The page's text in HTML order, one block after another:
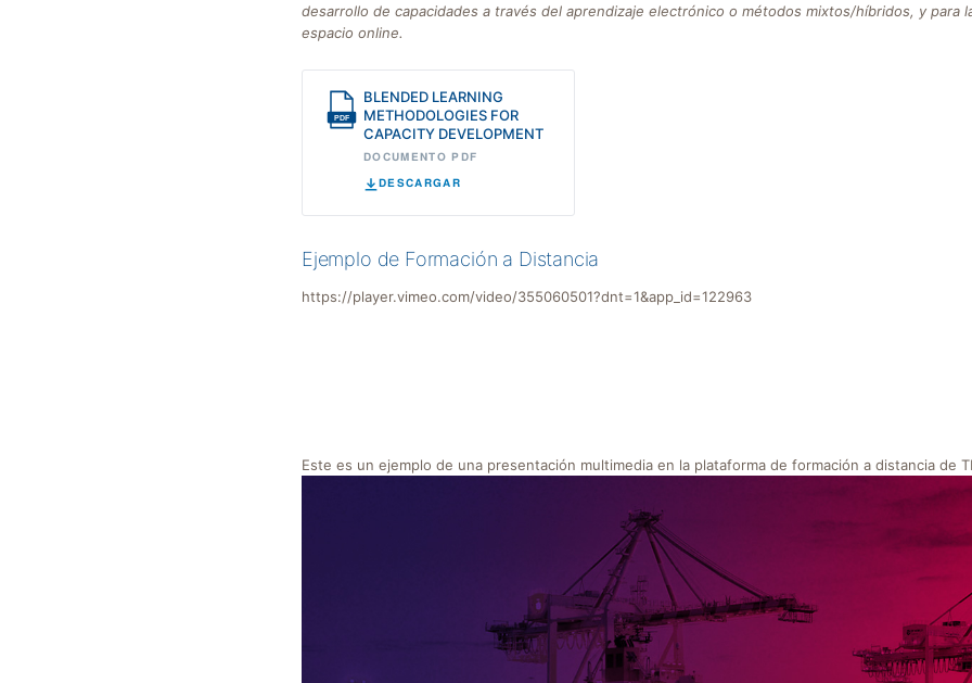
desarrollo de capacidades a través del aprendizaje electrónico o métodos mixtos/híbridos, y para
espacio online.
BLENDED LEARNING
METHODOLOGIES FOR
CAPACITY DEVELOPMENT
DOCUMENTO PDF
DESCARGAR
Ejemplo de Formación a Distancia
https://player.vimeo.com/video/355060501?dnt=1&app_id=122963
Este es un ejemplo de una presentación multimedia en la plataforma de formación a distancia de